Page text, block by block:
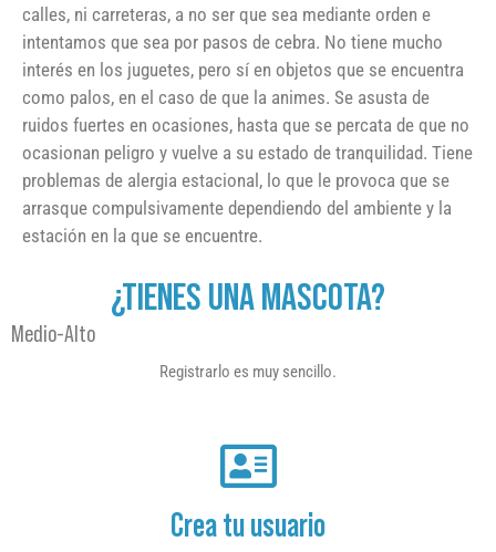
calles, ni carreteras, a no ser que sea mediante orden e
intentamos que sea por pasos de cebra. No tiene mucho
interés en los juguetes, pero sí en objetos que se encuentra
como palos, en el caso de que la animes. Se asusta de
ruidos fuertes en ocasiones, hasta que se percata de que no
ocasionan peligro y vuelve a su estado de tranquilidad. Tiene
problemas de alergia estacional, lo que le provoca que se
arrasque compulsivamente dependiendo del ambiente y la
estación en la que se encuentre.
¿TIENES UNA MASCOTA?
Medio-Alto
Registrarlo es muy sencillo.
Crea tu usuario